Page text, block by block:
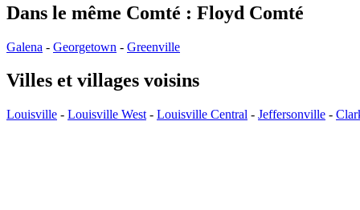
Dans le même Comté : Floyd Comté
Galena - Georgetown - Greenville
Villes et villages voisins
Louisville - Louisville West - Louisville Central - Jeffersonville -